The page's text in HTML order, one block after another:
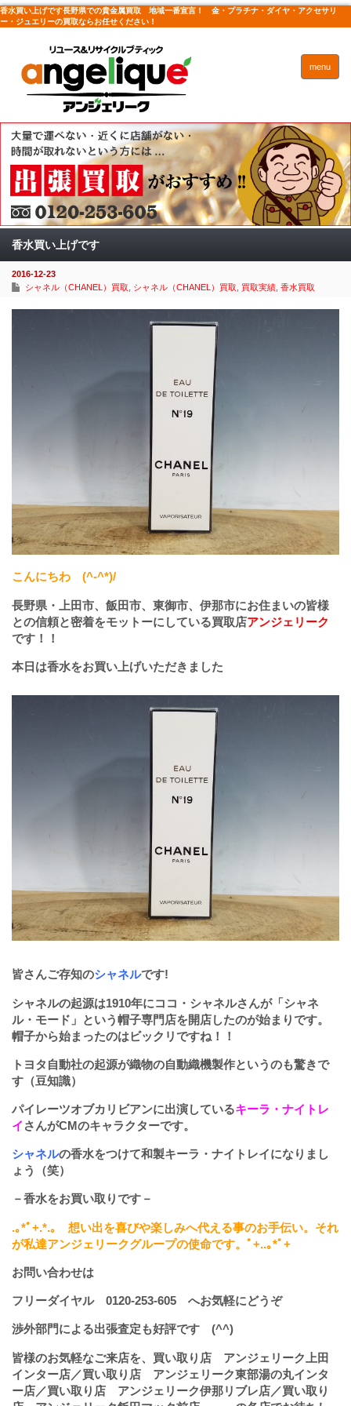
香水買い上げです長野県での貴金属買取 地域一番宣言！ 金・プラチナ・ダイヤ・アクセサリ
ー・ジュエリーの買取ならお任せください！
menu
香水買い上げです
2016-12-23
シャネル（CHANEL）買取
シャネル（CHANEL）買取 買取実績 香水買取
こんにちわ (^-^*)/
長野県・上田市、飯田市、東御市、伊那市にお住まいの皆様
との信頼と密着をモットーにしている買取店アンジェリーク
です！！
本日は香水をお買い上げいただきました
皆さんご存知のシャネルです!
シャネルの起源は1910年にココ・シャネルさんが「シャネ
ル・モード」という帽子専門店を開店したのが始まりです。
帽子から始まったのはビックリですね！！
トヨタ自動社の起源が織物の自動織機製作というのも驚きで
す（豆知識）
パイレーツオブカリビアンに出演しているキーラ・ナイトレ
イ さんがCMのキャラクターです。
シャネルの香水をつけて和製キーラ・ナイトレイになりまし
ょう（笑）
－香水をお買い取りです－
.｡*ﾟ+.*.｡ 想い出を喜びや楽しみへ代える事のお手伝い。それ
が私達アンジェリークグループの使命です。ﾟ+..｡*ﾟ+
お問い合わせは
フリーダイヤル 0120-253-605 へお気軽にどうぞ
渉外部門による出張査定も好評です (^^)
皆様のお気軽なご来店を、買い取り店 アンジェリーク上田
インター店／買い取り店 アンジェリーク東部湯の丸インタ
ー店／買い取り店 アンジェリーク伊那リブレ店／買い取り